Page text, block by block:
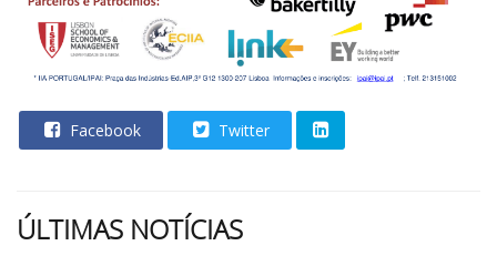
Facebook Twitter
ÚLTIMAS NOTÍCIAS